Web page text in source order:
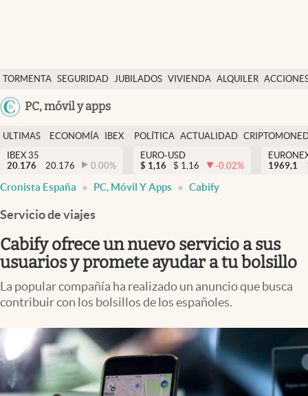
TORMENTA SEGURIDAD JUBILADOS VIVIENDA ALQUILER
USA
PC, móvil y apps
Economía y finanzas
Política
Actualidad
Criptomonedas
España
ULTIMAS
NOTICIAS
ECONOMÍA
FINANZAS
IBEX
EURO
POLÍTICA ACTUALIDAD
IBEX 35
20.176
20.176 0.00%
EURO-USD
$ 1,16 $ 1,16 -0.02%
1969,1
Cronista España PC, Móvil Y Apps Cabify
Servicio de viajes
Cabify ofrece un nuevo servicio a sus
usuarios y promete ayudar a tu bolsillo
La popular compañía ha realizado un anuncio que busca
contribuir con los bolsillos de los españoles.